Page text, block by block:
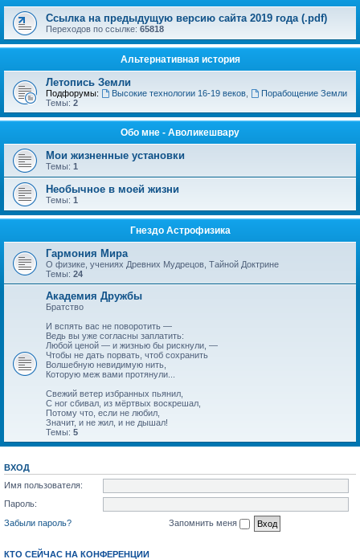
Ссылка на предыдущую версию сайта 2019 года (.pdf)
Переходов по ссылке: 65818
Альтернативная история
Летопись Земли
Подфорумы: Высокие технологии 16-19 веков,
Порабощение Земли
Темы: 2
Обо мне - Аволикешвару
Мои жизненные установки
Темы: 1
Необычное в моей жизни
Темы: 1
Гнездо Астрофизика
Гармония Мира
О физике, учениях Древних Мудрецов, Тайной Доктрине
Темы: 24
Академия Дружбы
Братство
И вспять вас не поворотить —
Ведь вы уже согласны заплатить:
Любой ценой — и жизнью бы рискнули, —
Чтобы не дать порвать, чтоб сохранить
Волшебную невидимую нить,
Которую меж вами протянули...
Свежий ветер избранных пьянил,
С ног сбивал, из мёртвых воскрешал,
Потому что, если не любил,
Значит, и не жил, и не дышал!
Темы: 5
ВХОД
Имя пользователя:
Пароль:
Забыли пароль?
Запомнить меня
КТО СЕЙЧАС НА КОНФЕРЕНЦИИ